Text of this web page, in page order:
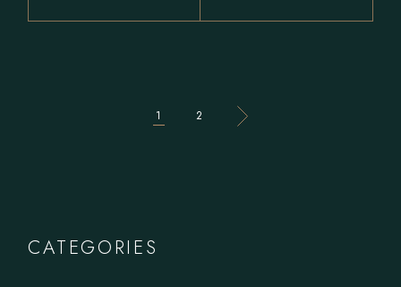
1 2
CATEGORIES